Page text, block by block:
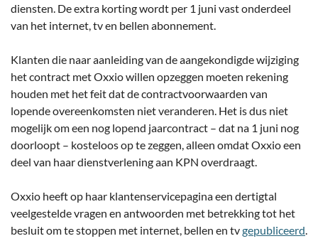
diensten. De extra korting wordt per 1 juni vast onderdeel
van het internet, tv en bellen abonnement.
Klanten die naar aanleiding van de aangekondigde wijziging
het contract met Oxxio willen opzeggen moeten rekening
houden met het feit dat de contractvoorwaarden van
lopende overeenkomsten niet veranderen. Het is dus niet
mogelijk om een nog lopend jaarcontract – dat na 1 juni nog
doorloopt – kosteloos op te zeggen, alleen omdat Oxxio een
deel van haar dienstverlening aan KPN overdraagt.
Oxxio heeft op haar klantenservicepagina een dertigtal
veelgestelde vragen en antwoorden met betrekking tot het
besluit om te stoppen met internet, bellen en tvgepubliceerd.